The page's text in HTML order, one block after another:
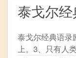
泰戈尔
泰戈尔经典语录
上。3、只有人